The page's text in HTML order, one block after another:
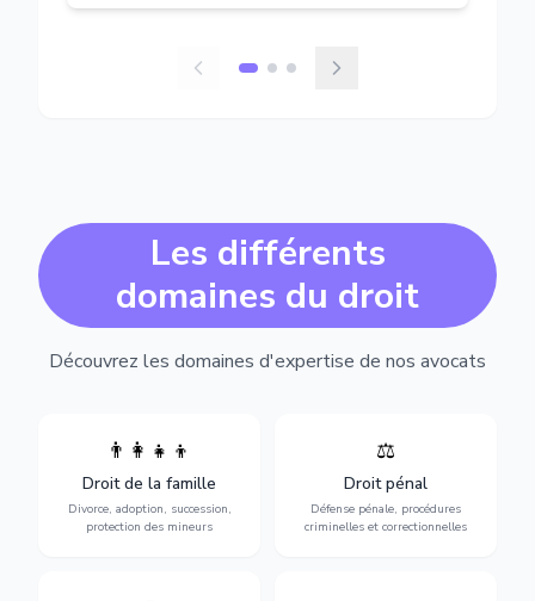
Les différents
domaines du droit
Découvrez les domaines d'expertise de nos avocats
👨‍👩‍👧‍👦
Droit de la famille
Divorce, adoption, succession,
protection des mineurs
Divorce, garde d'enfants,
adoption, succession et
protection des personnes
vulnérables.
⚖️
Droit pénal
Défense pénale, procédures
criminelles et correctionnelles
Expertise en matière pénale,
vue jusqu'au procès, pour
toute affaire correctionnelle
ou criminelle.